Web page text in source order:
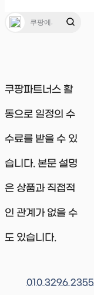
쿠팡파트너스 활
동으로 일정의 수
수료를 받을 수 있
습니다. 본문 설명
은 상품과 직접적
인 관계가 없을 수
도 있습니다.
010 3296 2355